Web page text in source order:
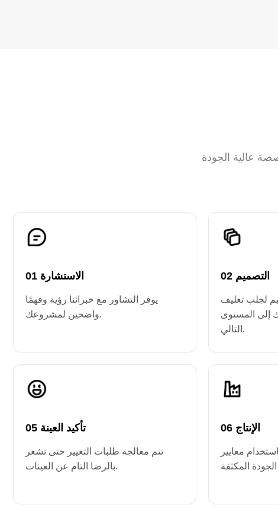
01 الاستشارة
يوفر التشاور مع خبرائنا رؤية وفهمًا
واضحين لمشروعك.
02 التصميم
لجلب تغليف
إلى المستوى
التالي.
05 تأكيد العينة
تتم معالجة طلبات التغيير حتى تشعر
بالرضا التام عن العينات.
06 الإنتاج
معايير